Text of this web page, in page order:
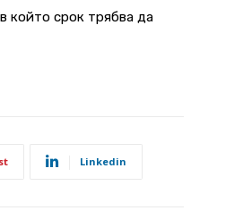
който срок трябва да
Linkedin